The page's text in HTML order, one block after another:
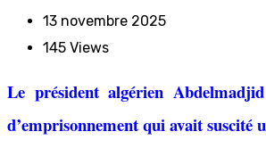
13 novembre 2025
145 Views
Le président algérien
d’emprisonnement qui avait suscité